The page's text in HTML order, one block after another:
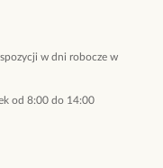
w dni robocze w
od 8:00 do 14:00